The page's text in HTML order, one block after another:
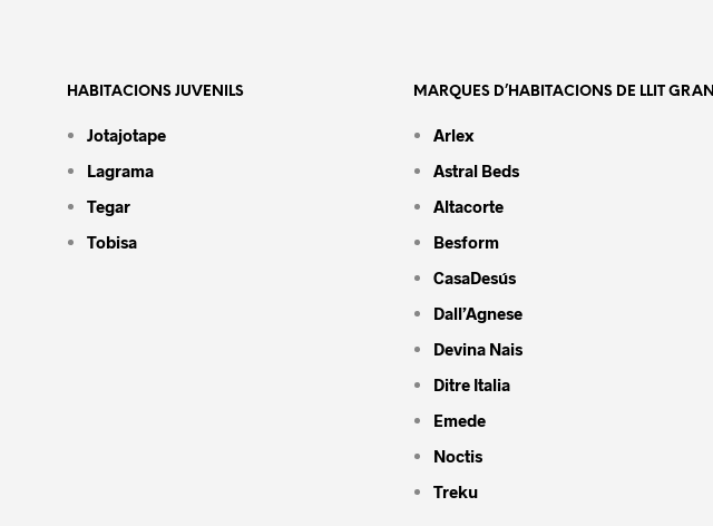
HABITACIONS JUVENILS
Jotajotape
Lagrama
Tegar
Tobisa
MARQUES D’HABITACIONS DE LLIT GRAN
Arlex
Astral Beds
Altacorte
Besform
CasaDesús
Dall’Agnese
Devina Nais
Ditre Italia
Emede
Noctis
Treku